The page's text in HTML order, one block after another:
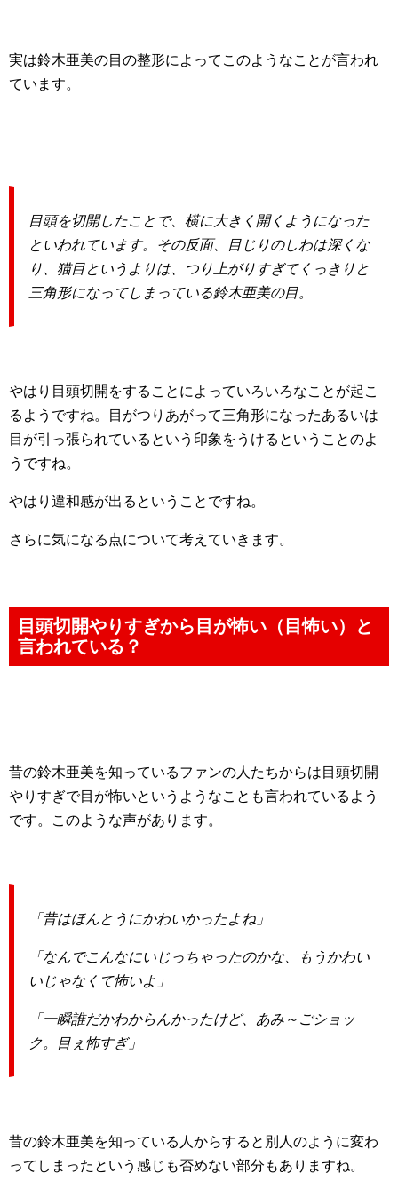
実は鈴木亜美の目の整形によってこのようなことが言われ
ています。
目頭を切開したことで、横に大きく開くようになった
といわれています。その反面、目じりのしわは深くな
り、猫目というよりは、つり上がりすぎてくっきりと
三角形になってしまっている鈴木亜美の目。
やはり目頭切開をすることによっていろいろなことが起こ
るようですね。目がつりあがって三角形になったあるいは
目が引っ張られているという印象をうけるということのよ
うですね。
やはり違和感が出るということですね。
さらに気になる点について考えていきます。
目頭切開やりすぎから目が怖い（目怖い）と
言われている？
昔の鈴木亜美を知っているファンの人たちからは目頭切開
やりすぎで目が怖いというようなことも言われているよう
です。このような声があります。
「昔はほんとうにかわいかったよね」
「なんでこんなにいじっちゃったのかな、もうかわい
いじゃなくて怖いよ」
「一瞬誰だかわからんかったけど、あみ～ごショッ
ク。目ぇ怖すぎ」
昔の鈴木亜美を知っている人からすると別人のように変わ
ってしまったという感じも否めない部分もありますね。